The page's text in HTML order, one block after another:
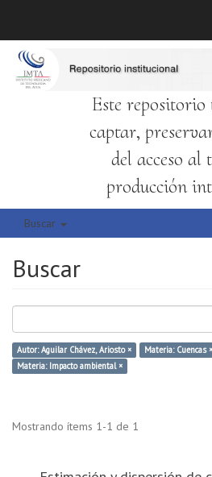
Este repositorio
captar,
del acceso
producción
Buscar
Buscar
Autor: Aguilar Chávez, Ariosto × Materia: Cuencas ×
Materia: Impacto ambiental ×
Mostrando ítems 1-1 de 1